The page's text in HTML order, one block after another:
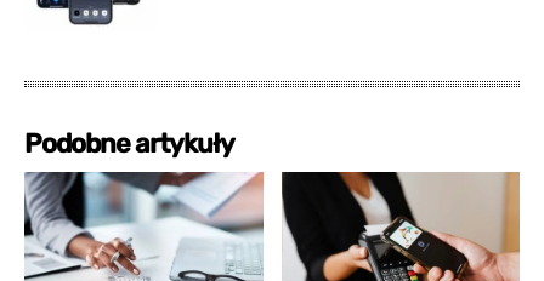
Podobne artykuły